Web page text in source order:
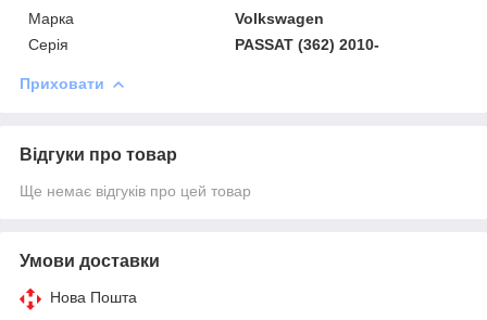
Марка
Volkswagen
Серія
PASSAT (362) 2010-
Приховати
Відгуки про товар
Ще немає відгуків про цей товар
Умови доставки
Нова Пошта